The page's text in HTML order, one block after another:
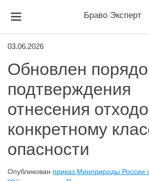
Браво Эксперт
03.06.2026
Обновлен
подтверждения
отнесения
конкретному
опасности
Опубликован приказ Минприроды